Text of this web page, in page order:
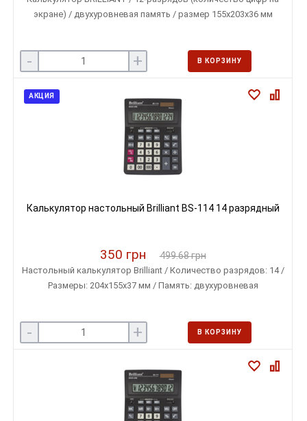
экране) / двухуровневая память / размер 155х203х36 мм
- + В КОРЗИНУ
АКЦИЯ
Калькулятор настольный Brilliant BS-114 14 разрядный
350 грн 499.68 грн
Настольный калькулятор Brilliant / Количество разрядов: 14 /
Размеры: 204х155х37 мм / Память: двухуровневая
- + В КОРЗИНУ